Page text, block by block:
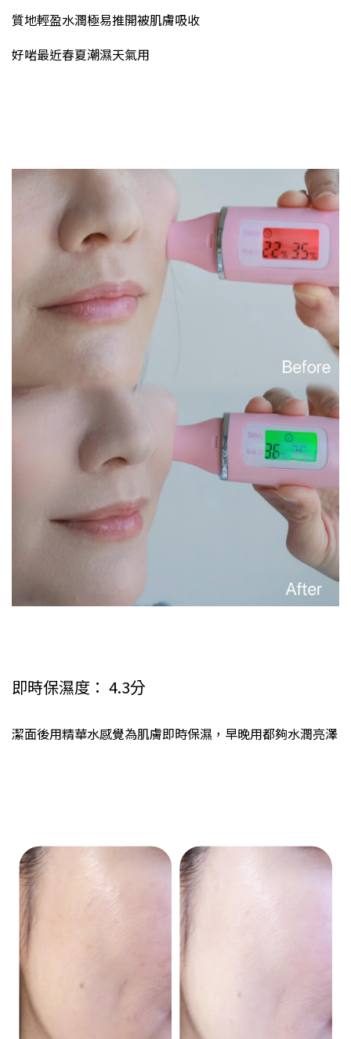
質地輕盈水潤極易推開被肌膚吸收
好啱最近春夏潮濕天氣用
即時保濕度： 4.3分
潔面後用精華水感覺為肌膚即時保濕，早晚用都夠水潤亮澤